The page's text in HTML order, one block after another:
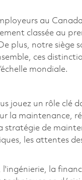
au
classée au
plus, notre siège
ces
mondiale.
jouez un rôle clé
la maintenance,
stratégie de
les attentes
la